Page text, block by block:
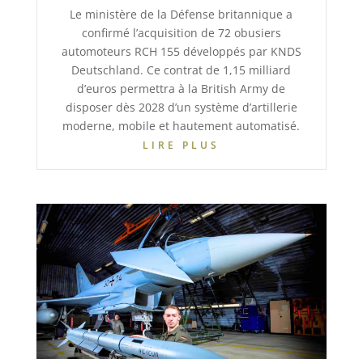
Le ministère de la Défense britannique a
confirmé l’acquisition de 72 obusiers
automoteurs RCH 155 développés par KNDS
Deutschland. Ce contrat de 1,15 milliard
d’euros permettra à la British Army de
disposer dès 2028 d’un système d’artillerie
moderne, mobile et hautement automatisé.
LIRE PLUS